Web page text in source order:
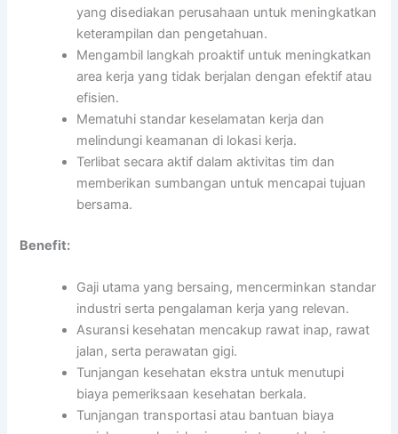
yang disediakan perusahaan untuk meningkatkan
keterampilan dan pengetahuan.
Mengambil langkah proaktif untuk meningkatkan
area kerja yang tidak berjalan dengan efektif atau
efisien.
Mematuhi standar keselamatan kerja dan
melindungi keamanan di lokasi kerja.
Terlibat secara aktif dalam aktivitas tim dan
memberikan sumbangan untuk mencapai tujuan
bersama.
Benefit:
Gaji utama yang bersaing, mencerminkan standar
industri serta pengalaman kerja yang relevan.
Asuransi kesehatan mencakup rawat inap, rawat
jalan, serta perawatan gigi.
Tunjangan kesehatan ekstra untuk menutupi
biaya pemeriksaan kesehatan berkala.
Tunjangan transportasi atau bantuan biaya